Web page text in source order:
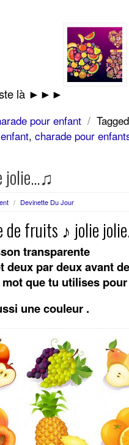
là ►►►
pour enfant /
, charade pour
jolie…♫
/ Devinette Du Jour
de fruits ♪ jolie
transparente
deux par deux avant
que tu utilises
une couleur .